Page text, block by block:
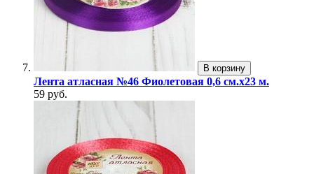
В корзину
Лента атласная №46 Фиолетовая 0,6 см.х23 м.
59 руб.